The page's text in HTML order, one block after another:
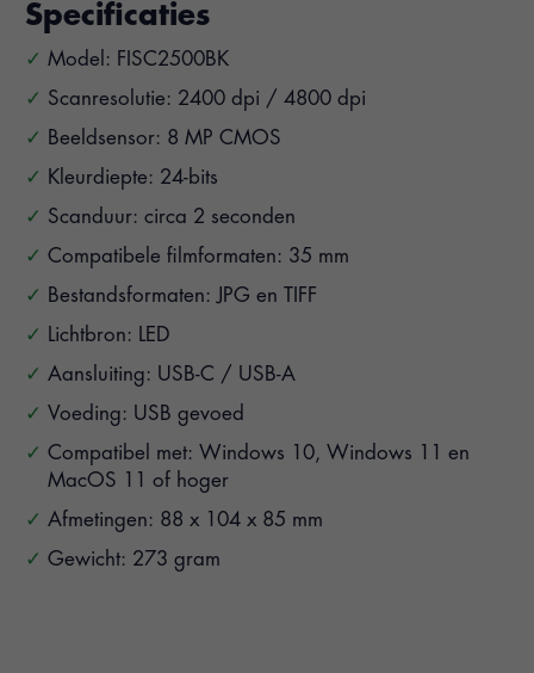
Specificaties
Model: FISC2500BK
Scanresolutie: 2400 dpi / 4800 dpi
Beeldsensor: 8 MP CMOS
Kleurdiepte: 24-bits
Scanduur: circa 2 seconden
Compatibele filmformaten: 35 mm
Bestandsformaten: JPG en TIFF
Lichtbron: LED
Aansluiting: USB-C / USB-A
Voeding: USB gevoed
Compatibel met: Windows 10, Windows 11 en
MacOS 11 of hoger
Afmetingen: 88 x 104 x 85 mm
Gewicht: 273 gram